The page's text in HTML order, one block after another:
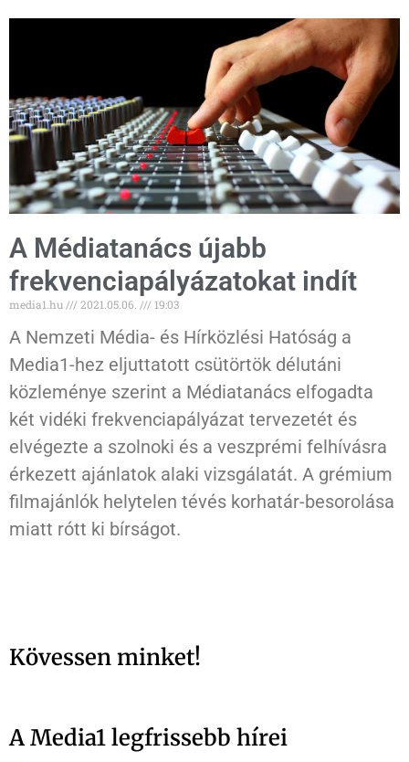
A Médiatanács újabb
frekvenciapályázatokat indít
media1.hu 2021.05.06. 19:03
A Nemzeti Média- és Hírközlési Hatóság a
Media1-hez eljuttatott csütörtök délutáni
közleménye szerint a Médiatanács elfogadta
két vidéki frekvenciapályázat tervezetét és
elvégezte a szolnoki és a veszprémi felhívásra
érkezett ajánlatok alaki vizsgálatát. A grémium
filmajánlók helytelen tévés korhatár-besorolása
miatt rótt ki bírságot.
Kövessen minket!
A Media1 legfrissebb hírei